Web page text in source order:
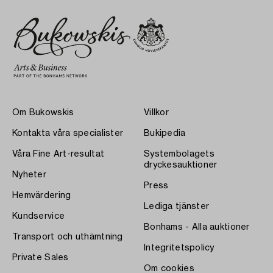
Om Bukowskis
Kontakta våra specialister
Våra Fine Art-resultat
Nyheter
Hemvärdering
Kundservice
Transport och uthämtning
Private Sales
Villkor
Bukipedia
Systembolagets
dryckesauktioner
Press
Lediga tjänster
Bonhams - Alla auktioner
Integritetspolicy
Om cookies